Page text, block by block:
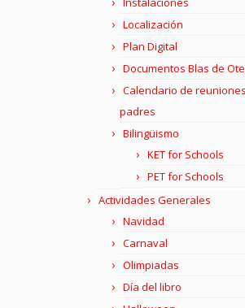
Localización
Plan Digital
Documentos Blas de
Calendario de
padres
Bilingüismo
KET for Schools
PET for Schools
Actividades Generales
Navidad
Carnaval
Olimpiadas
Día del libro